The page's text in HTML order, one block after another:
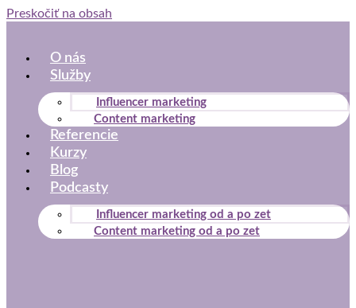
Preskočiť na obsah
O nás
Služby
Influencer marketing
Content marketing
Referencie
Kurzy
Blog
Podcasty
Influencer marketing od a po zet
Content marketing od a po zet